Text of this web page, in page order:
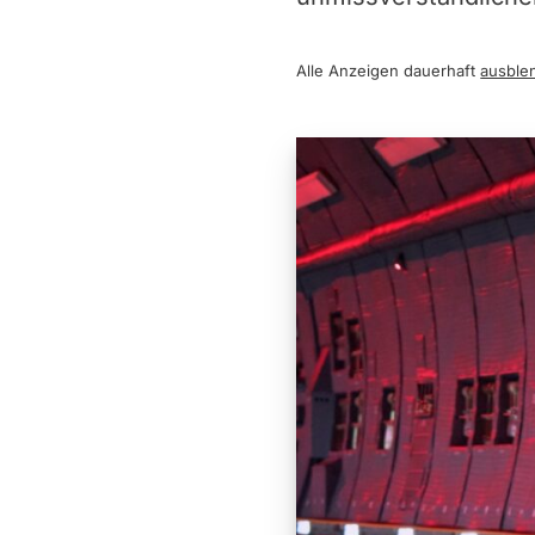
Alle Anzeigen dauerhaft